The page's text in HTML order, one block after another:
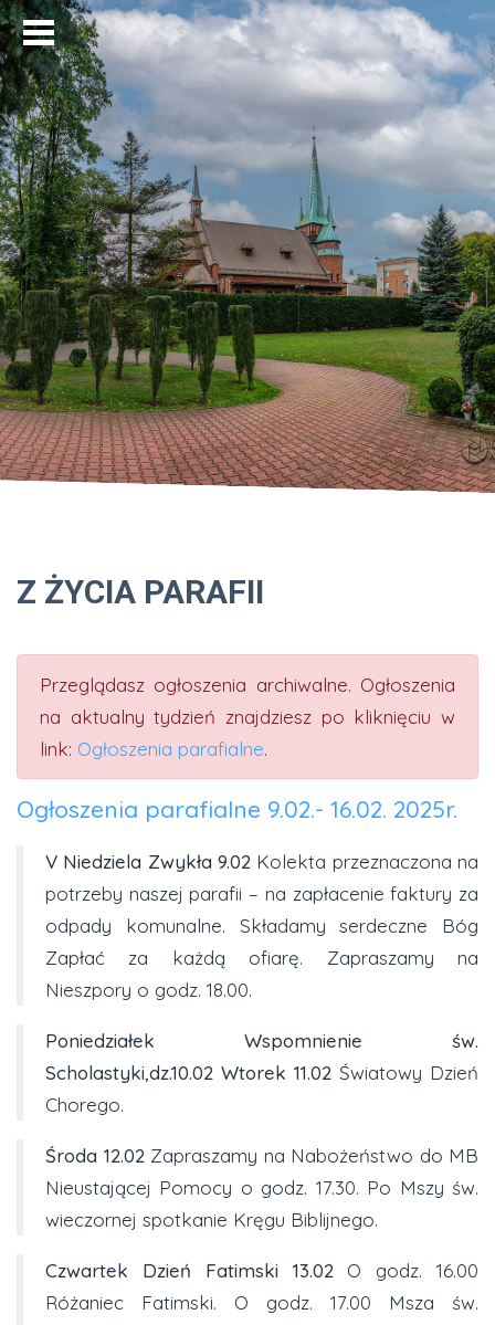
Strona główna
Z ŻYCIA PARAFII
Przeglądasz ogłoszenia archiwalne. Ogłoszenia
na aktualny tydzień znajdziesz po kliknięciu w
link: Ogłoszenia parafialne.
Ogłoszenia parafialne 9.02.- 16.02. 2025r.
V Niedziela Zwykła 9.02 Kolekta przeznaczona na
potrzeby naszej parafii – na zapłacenie faktury za
odpady komunalne. Składamy serdeczne Bóg
Zapłać za każdą ofiarę. Zapraszamy na
Nieszpory o godz. 18.00.
Poniedziałek
Wspomnienie św.
Scholastyki,dz.10.02 Wtorek 11.02 Światowy Dzień
Chorego.
Środa 12.02 Zapraszamy na Nabożeństwo do MB
Nieustającej Pomocy o godz. 17.30. Po Mszy św.
wieczornej spotkanie Kręgu Biblijnego.
Czwartek Dzień Fatimski 13.02 O godz. 16.00
Różaniec Fatimski. O godz. 17.00 Msza św.